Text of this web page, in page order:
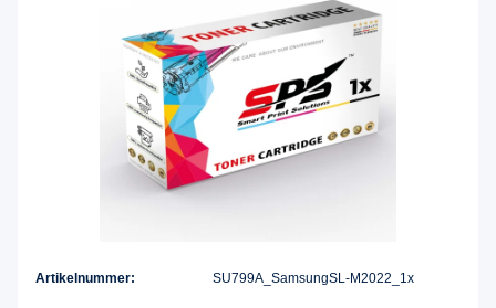
Artikelnummer: SU799A_SamsungSL-M2022_1x